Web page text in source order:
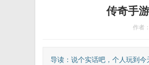
传奇手
作者
导读：说个实话吧，个人玩到